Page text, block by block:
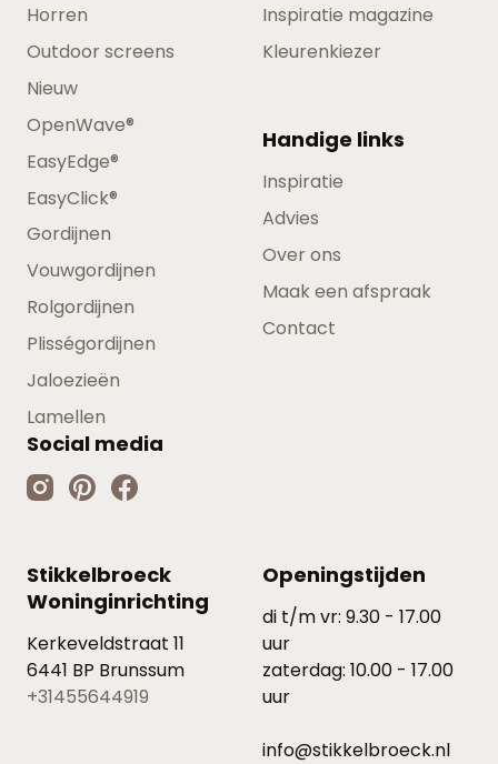
Stikkelbroeck
Woninginrichting
Kerkeveldstraat 11
6441 BP Brunssum
+31455644919
Openingstijden
di t/m vr: 9.30 - 17.00
uur
zaterdag: 10.00 - 17.00
uur
info@stikkelbroeck.nl
Horren
Outdoor screens
Nieuw
OpenWave®
EasyEdge®
EasyClick®
Gordijnen
Vouwgordijnen
Rolgordijnen
Plisségordijnen
Jaloezieën
Lamellen
Inspiratie magazine
Kleurenkiezer
Handige links
Inspiratie
Advies
Over ons
Maak een afspraak
Contact
Social media